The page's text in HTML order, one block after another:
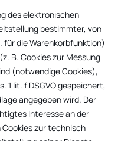
des elektronischen
bestimmter, von
für die Warenkorbfunktion)
B. Cookies zur Messung
(notwendige Cookies),
1 lit. f DSGVO gespeichert,
angegeben wird. Der
Interesse an der
zur technisch